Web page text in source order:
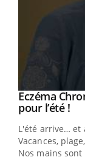
Youtube
Eczéma
pour l’été !
L'été arrive… et
Vacances,
Nos mains sont